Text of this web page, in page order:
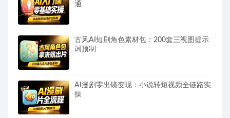
通
古风AI短剧角色素材包：200套三视图提示
词预制
AI漫剧零出镜变现：小说转短视频全链路实
操